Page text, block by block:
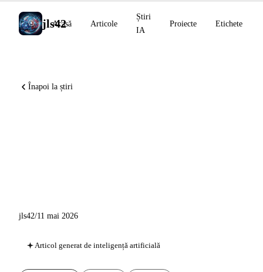
jls42
Acasă Articole
Știri
IA
Proiecte Etichete
Înapoi la știri
jls42/11 mai 2026
Articol generat de inteligență artificială